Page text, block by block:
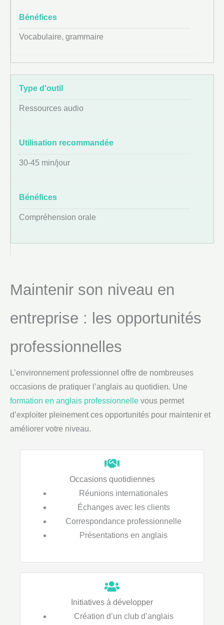
Vocabulaire, grammaire
Ressources audio
30-45 min/jour
Compréhension orale
Maintenir son niveau en
entreprise : les opportunités
professionnelles
L’environnement professionnel offre de nombreuses
occasions de pratiquer l’anglais au quotidien. Une
formation en anglais professionnelle vous permet
d’exploiter pleinement ces opportunités pour maintenir et
améliorer votre niveau.
Occasions quotidiennes
Réunions internationales
Échanges avec les clients
Correspondance professionnelle
Présentations en anglais
Initiatives à développer
Création d’un club d’anglais